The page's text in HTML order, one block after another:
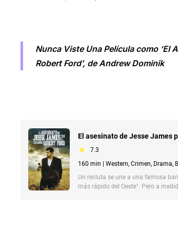
Nunca Viste Una Película como ‘El
Robert Ford’, de Andrew Dominik